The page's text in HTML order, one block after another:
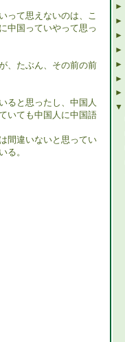
►
►
►
►
►
►
►
▼
って思えないのは、こ
中国っていやって思っ
、たぶん、その前の前
ると思ったし、中国人
いても中国人に中国語
間違いないと思ってい
る。